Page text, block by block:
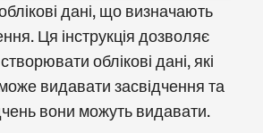
дані, що визначають
Ця інструкція дозволяє
облікові дані, які
видавати засвідчення та
вони можуть видавати.